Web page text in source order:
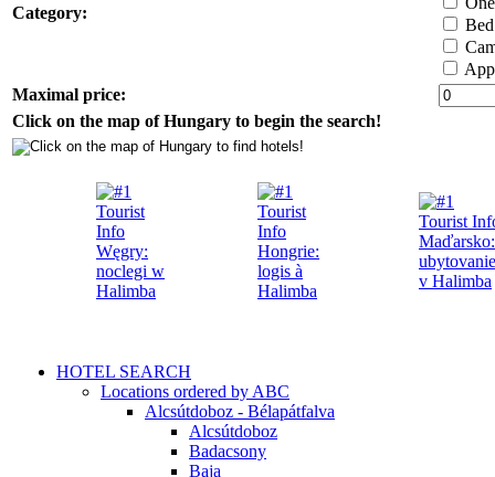
Category:
Maximal price:
Click on the map of Hungary to begin the search!
HOTEL SEARCH
Locations ordered by ABC
Alcsútdoboz - Bélapátfalva
Alcsútdoboz
Badacsony
Baja